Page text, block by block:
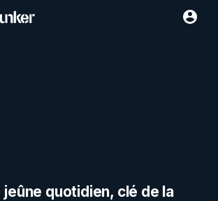
jeûne quotidien, clé de la